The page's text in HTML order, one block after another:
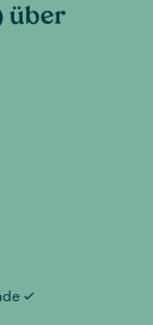
über